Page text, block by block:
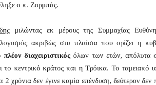
ο κ. Ζορμπάς.
μιλώντας εκ μέρους της Συμμαχίας
ακριβώς στα πλαίσια που ορίζει η
πλέον διαχειριστικόςόλων των ετών, απόλυτα
το κεντρικό κράτος και η Τρόικα. Το ταμειακό
2 χρόνια δεν έγινε καμία επένδυση, δεύτερον δεν